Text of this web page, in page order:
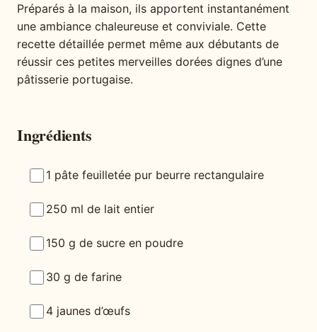
Préparés à la maison, ils apportent instantanément
une ambiance chaleureuse et conviviale. Cette
recette détaillée permet même aux débutants de
réussir ces petites merveilles dorées dignes d’une
pâtisserie portugaise.
Ingrédients
1 pâte feuilletée pur beurre rectangulaire
250 ml de lait entier
150 g de sucre en poudre
30 g de farine
4 jaunes d’œufs